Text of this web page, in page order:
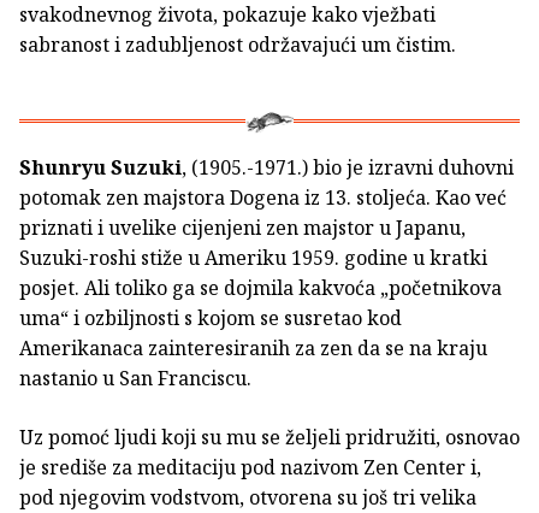
svakodnevnog života, pokazuje kako vježbati
sabranost i zadubljenost održavajući um čistim.
Shunryu Suzuki, (1905.-1971.) bio je izravni duhovni
potomak zen majstora Dogena iz 13. stoljeća. Kao već
priznati i uvelike cijenjeni zen majstor u Japanu,
Suzuki-roshi stiže u Ameriku 1959. godine u kratki
posjet. Ali toliko ga se dojmila kakvoća „početnikova
uma“ i ozbiljnosti s kojom se susretao kod
Amerikanaca zainteresiranih za zen da se na kraju
nastanio u San Franciscu.
Uz pomoć ljudi koji su mu se željeli pridružiti, osnovao
je središe za meditaciju pod nazivom Zen Center i,
pod njegovim vodstvom, otvorena su još tri velika